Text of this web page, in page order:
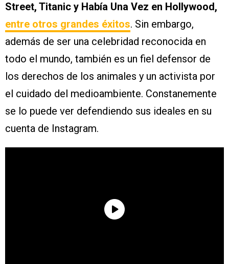
Street, Titanic y Había Una Vez en Hollywood,
entre otros grandes éxitos. Sin embargo,
además de ser una celebridad reconocida en
todo el mundo, también es un fiel defensor de
los derechos de los animales y un activista por
el cuidado del medioambiente. Constanemente
se lo puede ver defendiendo sus ideales en su
cuenta de Instagram.